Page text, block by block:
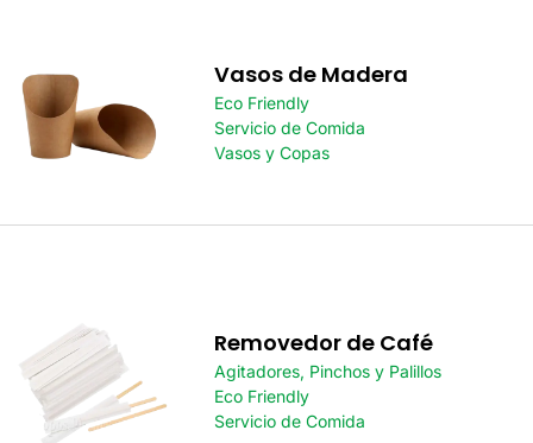
Vasos de Madera
Eco Friendly
Servicio de Comida
Vasos y Copas
Removedor de Café
Agitadores, Pinchos y Palillos
Eco Friendly
Servicio de Comida